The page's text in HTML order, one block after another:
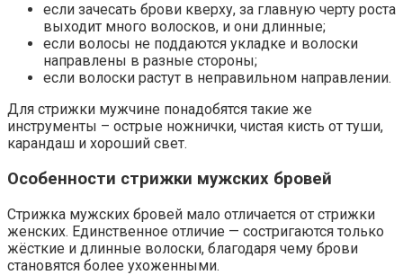
если зачесать брови кверху, за главную черту роста
выходит много волосков, и они длинные;
если волосы не поддаются укладке и волоски
направлены в разные стороны;
если волоски растут в неправильном направлении.
Для стрижки мужчине понадобятся такие же
инструменты – острые ножнички, чистая кисть от туши,
карандаш и хороший свет.
Особенности стрижки мужских бровей
Стрижка мужских бровей мало отличается от стрижки
женских. Единственное отличие — состригаются только
жёсткие и длинные волоски, благодаря чему брови
становятся более ухоженными.